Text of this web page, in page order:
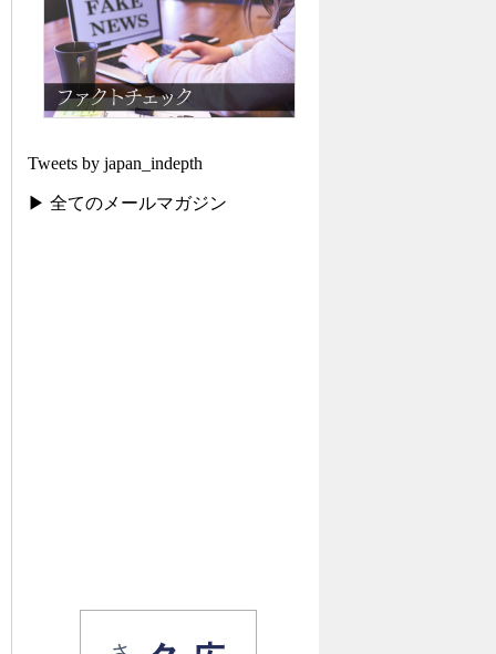
Tweets by japan_indepth
▶ 全てのメールマガジン